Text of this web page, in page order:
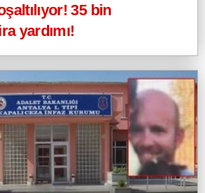
35 bin
yardımı!